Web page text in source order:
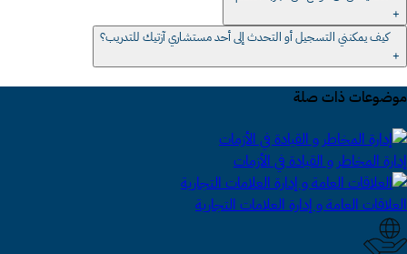
+
كيف يمكنني التسجيل أو التحدث إلى أحد مستشاري آزتيك للتدريب‎؟
+
موضوعات ذات صلة
إدارة المخاطر و القيادة في الأزمات
العلاقات العامة و إدارة العلامات التجارية